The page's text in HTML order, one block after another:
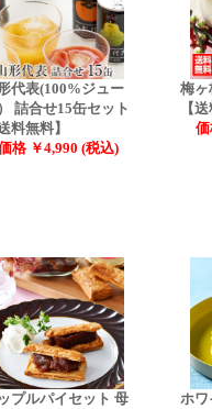
代表(100%ジュー
詰合せ15缶セット
料無料】
格 ￥4,990 (税込)
梅ヶ
【
価
プルパイセット 母
ホワ